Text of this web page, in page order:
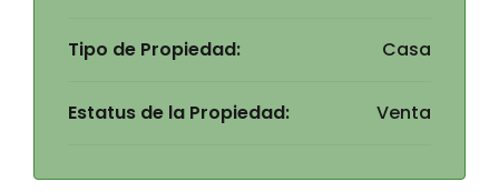
Tipo de Propiedad: Casa
Estatus de la Propiedad: Venta